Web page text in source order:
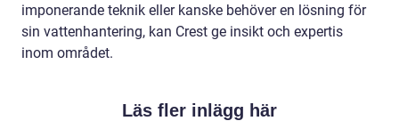
imponerande teknik eller kanske behöver en lösning för
sin vattenhantering, kan Crest ge insikt och expertis
inom området.
Läs fler inlägg här